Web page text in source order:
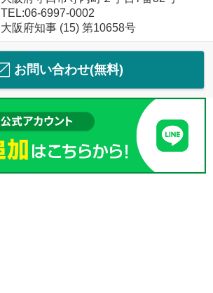
TEL:06-6997-0002
大阪府知事 (15) 第10658号
お問い合わせ(無料)